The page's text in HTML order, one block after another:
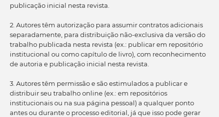
publicação inicial nesta revista.
2. Autores têm autorização para assumir contratos adicionais
separadamente, para distribuição não-exclusiva da versão do
trabalho publicada nesta revista (ex.: publicar em repositório
institucional ou como capítulo de livro), com reconhecimento
de autoria e publicação inicial nesta revista.
3. Autores têm permissão e são estimulados a publicar e
distribuir seu trabalho online (ex.: em repositórios
institucionais ou na sua página pessoal) a qualquer ponto
antes ou durante o processo editorial, já que isso pode gerar